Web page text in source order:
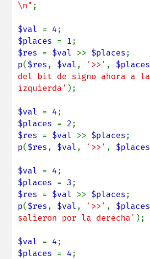
\n" ;
$val = 4
$places = 1
$res = $val >> $places
p($res, $val, '>>' , $places
del bit de signo ahora a la
izquierda' );
$val = 4
$places = 2
$res = $val >> $places
p($res, $val, '>>' , $places
$val = 4
$places = 3
$res = $val >> $places
p($res, $val, '>>' , $places
salieron por la derecha' );
$val = 4
$places = 4